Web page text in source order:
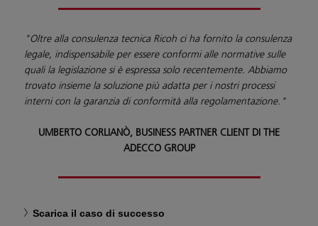
"Oltre alla consulenza tecnica Ricoh ci ha fornito la consulenza
legale, indispensabile per essere conformi alle normative sulle
quali la legislazione si è espressa solo recentemente. Abbiamo
trovato insieme la soluzione più adatta per i nostri processi
interni con la garanzia di conformità alla regolamentazione."
UMBERTO CORLIANÒ, BUSINESS PARTNER CLIENT DI THE
ADECCO GROUP
Scarica il caso di successo